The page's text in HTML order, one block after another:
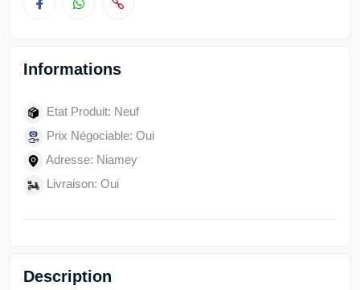
Informations
Etat Produit: Neuf
Prix Négociable: Oui
Adresse: Niamey
Livraison: Oui
Description